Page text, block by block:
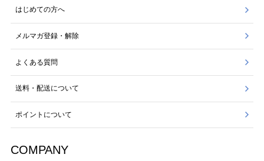
はじめての方へ
メルマガ登録・解除
よくある質問
送料・配送について
ポイントについて
COMPANY